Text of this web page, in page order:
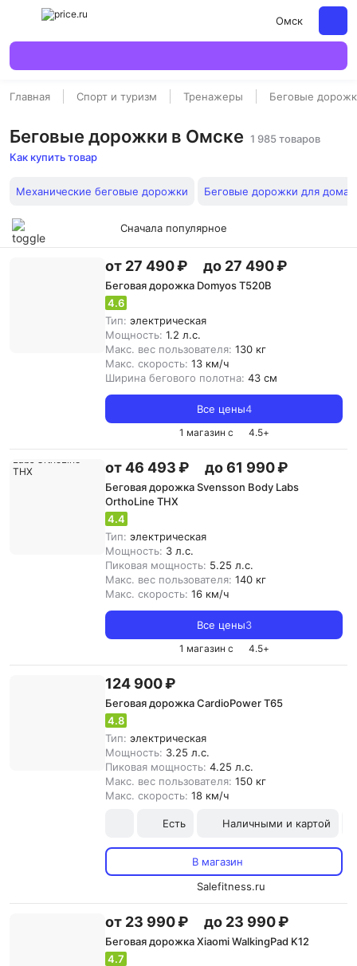
Омск
Главная Спорт и туризм Тренажеры Беговые
Беговые дорожки в Омске 1 985 товаров
Как купить товар
Механические беговые дорожки Беговые дорожки для дома
Сначала популярное
от 27 490 ₽ до 27 490 ₽
Беговая дорожка Domyos T520B
4.6
Тип: электрическая
Мощность: 1.2 л.с.
Макс. вес пользователя: 130 кг
Макс. скорость: 13 км/ч
Ширина бегового полотна: 43 см
Все цены4
1 магазин с 4.5+
от 46 493 ₽ до 61 990 ₽
Беговая дорожка Svensson Body Labs
OrthoLine THX
4.4
Тип: электрическая
Мощность: 3 л.с.
Пиковая мощность: 5.25 л.с.
Макс. вес пользователя: 140 кг
Макс. скорость: 16 км/ч
Все цены3
1 магазин с 4.5+
124 900 ₽
Беговая дорожка CardioPower T65
4.8
Тип: электрическая
Мощность: 3.25 л.с.
Пиковая мощность: 4.25 л.с.
Макс. вес пользователя: 150 кг
Макс. скорость: 18 км/ч
Есть Наличными и картой
В магазин
Salefitness.ru
от 23 990 ₽ до 23 990 ₽
Беговая дорожка Xiaomi WalkingPad K12
4.7